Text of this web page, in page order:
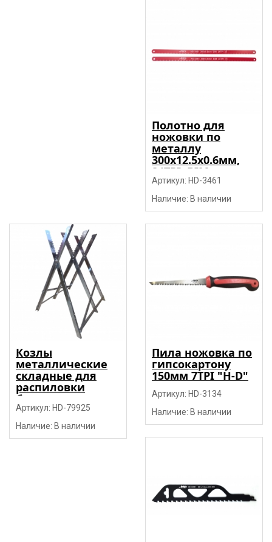
Полотно для
ножовки по
металлу
300х12.5х0.6мм,
24TPI, BIM
6150+M2, 2 штуки
"H-D"
Артикул: HD-3461
Наличие: В наличии
Козлы
металлические
складные для
распиловки
бревен
800х810x800мм,
мах150кг. "H-D"
Артикул: HD-79925
Наличие: В наличии
Пила ножовка по
гипсокартону
150мм 7TPI "H-D"
Артикул: HD-3134
Наличие: В наличии